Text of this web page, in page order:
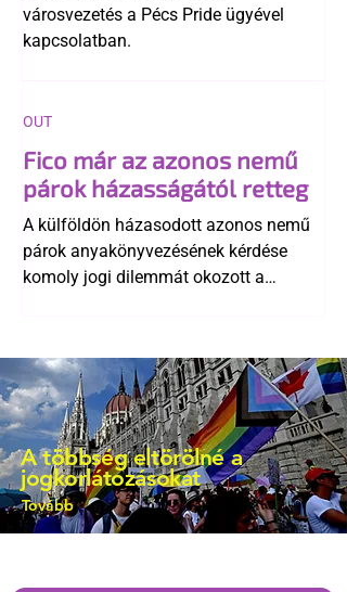
városvezetés a Pécs Pride ügyével
kapcsolatban.
Fico már az azonos nemű
párok házasságától retteg
A külföldön házasodott azonos nemű
párok anyakönyvezésének kérdése
komoly jogi dilemmát okozott a
egyértelműen tiltja a házasságuk
elismerését. Közben az ellenzéken belül
is vita robbant ki arról, hogy vissza
kellene-e vonni a kormány konzervatív
alkotmánymódosítását
OUT
A többség eltörölné a
jogkorlátozásokat
Tovább